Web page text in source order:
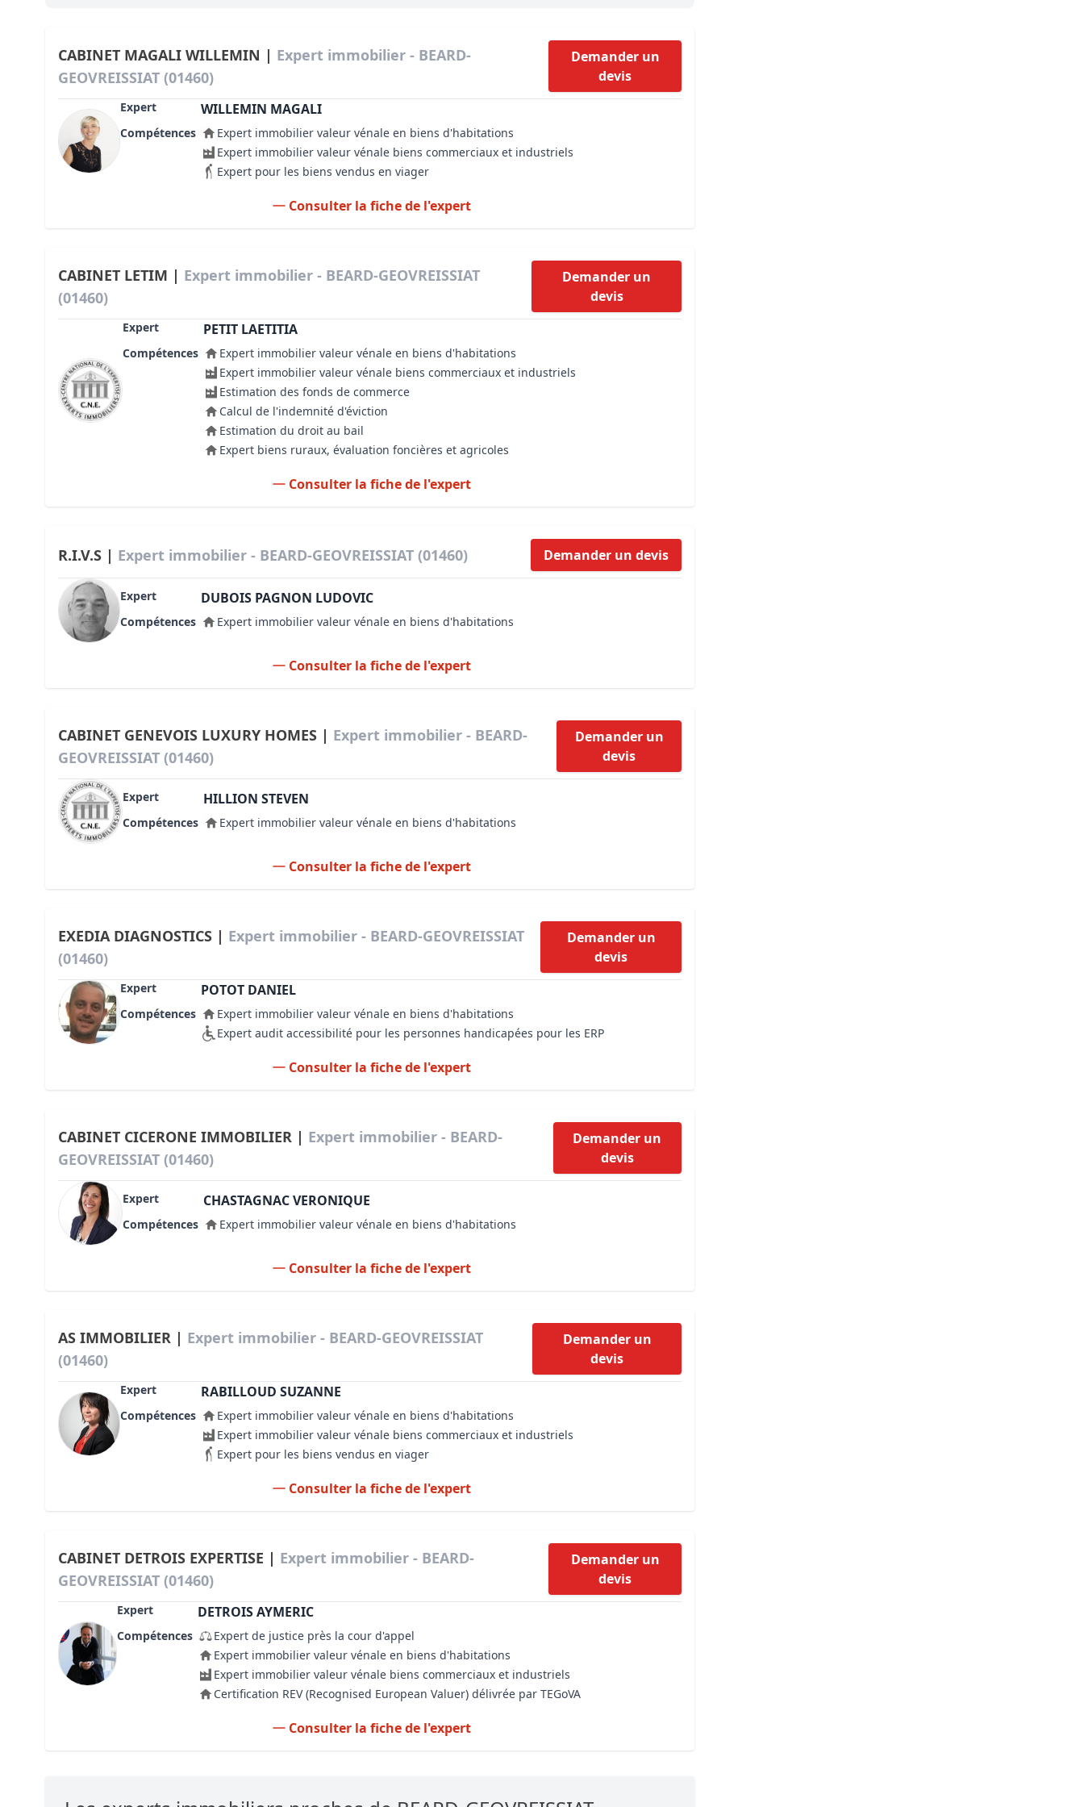
Règles d’urbanisme
Pathologies des bâtiments
Lecture et compréhension d’un Plan Local d’Urbanisme (PLU)
Droit de l'environnement et de l'immobilier
Estimer le droit au bail
Développer et organiser l'activité de Syndic
Biens d’exception, belles demeures, châteaux et traits de côte
IA Pioneer®
Expertise pré-achat
CABINET MAGALI WILLEMIN | Expert immobilier - BEARD-
GEOVREISSIAT (01460)
Demander un
devis
Expert WILLEMIN MAGALI
Compétences
Expert immobilier valeur vénale en biens d'habitations
Expert immobilier valeur vénale biens commerciaux et industriels
Expert pour les biens vendus en viager
Consulter la fiche de l'expert
CABINET LETIM | Expert immobilier - BEARD-GEOVREISSIAT
(01460)
Demander un
devis
Expert PETIT LAETITIA
Compétences
Expert immobilier valeur vénale en biens d'habitations
Expert immobilier valeur vénale biens commerciaux et industriels
Estimation des fonds de commerce
Calcul de l'indemnité d'éviction
Estimation du droit au bail
Expert biens ruraux, évaluation foncières et agricoles
Consulter la fiche de l'expert
R.I.V.S | Expert immobilier - BEARD-GEOVREISSIAT (01460) Demander un devis
Expert DUBOIS PAGNON LUDOVIC
Compétences Expert immobilier valeur vénale en biens d'habitations
Consulter la fiche de l'expert
CABINET GENEVOIS LUXURY HOMES | Expert immobilier - BEARD-
GEOVREISSIAT (01460)
Demander un
devis
Expert HILLION STEVEN
Compétences Expert immobilier valeur vénale en biens d'habitations
Consulter la fiche de l'expert
EXEDIA DIAGNOSTICS | Expert immobilier - BEARD-GEOVREISSIAT
(01460)
Demander un
devis
Expert POTOT DANIEL
Compétences
Expert immobilier valeur vénale en biens d'habitations
Expert audit accessibilité pour les personnes handicapées pour les ERP
Consulter la fiche de l'expert
CABINET CICERONE IMMOBILIER | Expert immobilier - BEARD-
GEOVREISSIAT (01460)
Demander un
devis
Expert CHASTAGNAC VERONIQUE
Compétences Expert immobilier valeur vénale en biens d'habitations
Consulter la fiche de l'expert
AS IMMOBILIER | Expert immobilier - BEARD-GEOVREISSIAT
(01460)
Demander un
devis
Expert RABILLOUD SUZANNE
Compétences
Expert immobilier valeur vénale en biens d'habitations
Expert immobilier valeur vénale biens commerciaux et industriels
Expert pour les biens vendus en viager
Consulter la fiche de l'expert
CABINET DETROIS EXPERTISE | Expert immobilier - BEARD-
GEOVREISSIAT (01460)
Demander un
devis
Expert DETROIS AYMERIC
Compétences
Expert de justice près la cour d'appel
Expert immobilier valeur vénale en biens d'habitations
Expert immobilier valeur vénale biens commerciaux et industriels
Certification REV (Recognised European Valuer) délivrée par TEGoVA
Consulter la fiche de l'expert